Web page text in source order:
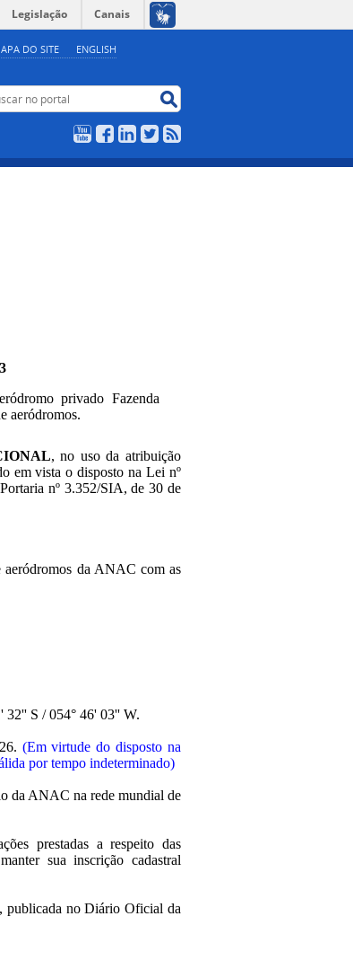
DO SITE ENGLISH
Legislação Canais
no portal
YouTubeFacebookLinkedIn
Twitter
privado Fazenda
aeródromos.
, no uso da atribuição
em vista o disposto na Lei nº
nº 3.352/SIA, de 30 de
aeródromos da ANAC com as
32'' S / 054° 46' 03'' W.
(Em virtude do disposto na
por tempo indeterminado)
da ANAC na rede mundial de
prestadas a respeito das
sua inscrição cadastral
publicada no Diário Oficial da